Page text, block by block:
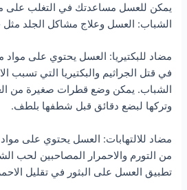
يمكن للعسل مساعدتك في التغلب على
الشباب: العسل وعلاج مشاكل الجلد
مضاد للبكتيريا: العسل يحتوي على مواد
في قتل الجراثيم والبكتيريا التي تسبب
الشباب. يمكن وضع قطرات صغيرة من
وتركها لبضع دقائق قبل شطفها بلطف.
مضاد للالتهابات: العسل يحتوي على
من التورم والاحمرار المصاحبين لحب
تطبيق العسل على البثور في تقليل